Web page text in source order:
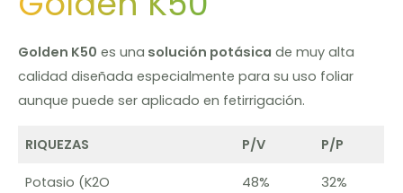
Golden K50 es una solución potásica de muy alta
calidad diseñada especialmente para su uso foliar
aunque puede ser aplicado en fetirrigación.
RIQUEZAS P/V P/P
Potasio (K2O 48% 32%